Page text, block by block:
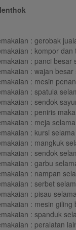
: gerobak
: kompor
: panci besar
: wajan
: mesin
: spatula
: sendok
: peniris
: meja
: kursi
: mangkuk
: sendok
: garbu
: nampan
: serbet
: pisau
: mesin
: spanduk
: peralatan